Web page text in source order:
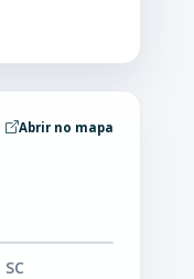
Abrir no mapa